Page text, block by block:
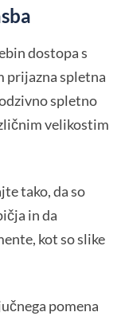
dostopa s
prijazna spletna
spletno
velikostim
tako, da so
in da
kot so slike
pomena